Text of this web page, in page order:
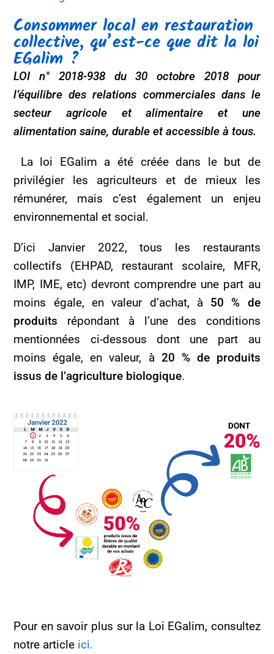
Consommer local en restauration
collective, qu’est-ce que dit la loi
EGalim ?
LOI n° 2018-938 du 30 octobre 2018 pour
l’équilibre des relations commerciales dans le
secteur agricole et alimentaire et une
alimentation saine, durable et accessible à tous.
La loi EGalim a été créée dans le but de
privilégier les agriculteurs et de mieux les
rémunérer, mais c’est également un enjeu
environnemental et social.
D’ici Janvier 2022, tous les restaurants
collectifs (EHPAD, restaurant scolaire, MFR,
IMP, IME, etc) devront comprendre une part au
moins égale, en valeur d’achat, à 50 % de
produits répondant à l’une des conditions
mentionnées ci-dessous dont une part au
moins égale, en valeur, à 20 % de produits
issus de l’agriculture biologique.
Pour en savoir plus sur la Loi EGalim, consultez
notre article ici.